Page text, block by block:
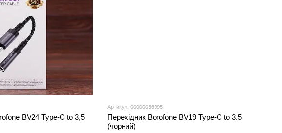
BV24 Type-C to 3,5
Артикул: 00000036995
Перехідник Borofone BV19 Type-C to 3.5
(чорний)